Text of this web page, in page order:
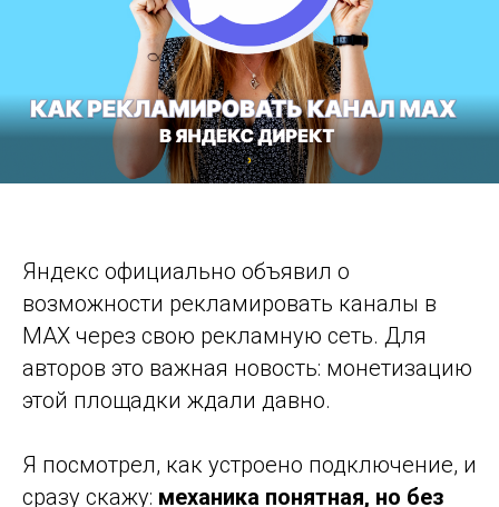
Яндекс официально объявил о
возможности рекламировать каналы в
MAX через свою рекламную сеть. Для
авторов это важная новость: монетизацию
этой площадки ждали давно.
Я посмотрел, как устроено подключение, и
сразу скажу: механика понятная, но без